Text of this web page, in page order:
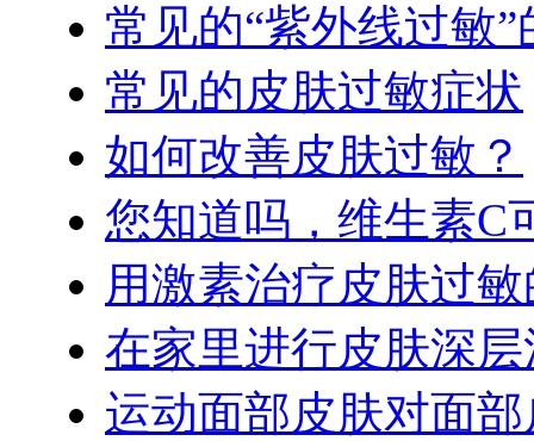
常见的“紫外线过敏
常见的皮肤过敏症状
如何改善皮肤过敏？
您知道吗，维生素C
用激素治疗皮肤过
在家里进行皮肤深
运动面部皮肤对面